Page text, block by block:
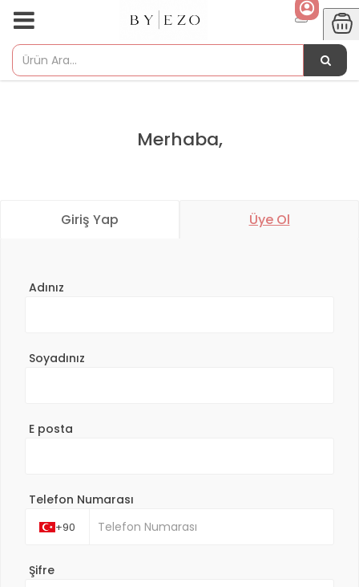
Merhaba,
Giriş Yap Üye Ol
Adınız
Soyadınız
E posta
Telefon Numarası
+90
Şifre